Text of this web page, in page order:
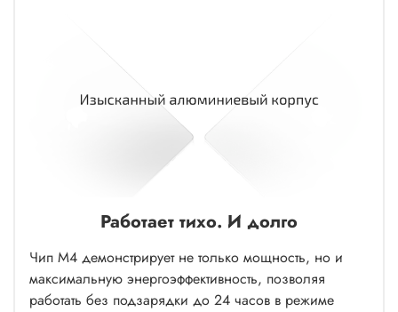
Работает тихо. И долго
Чип M4 демонстрирует не только мощность, но и
максимальную энергоэффективность, позволяя
работать без подзарядки до 24 часов в режиме